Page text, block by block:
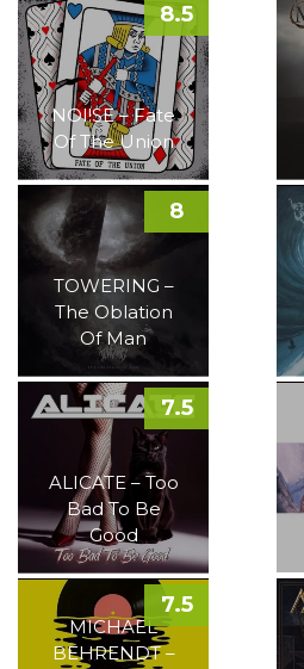
NOI!SE – Fate
Of The Union
8.5
TOWERING –
The Oblation
Of Man
8
ALICATE – Too
Bad To Be
Good
7.5
MICHAEL
BEHRENDT –
7.5